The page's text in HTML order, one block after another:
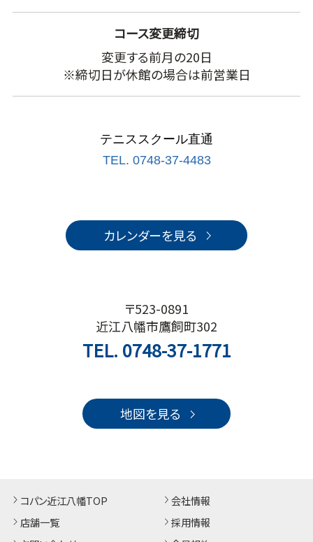
コース変更締切
変更する前月の20日
※締切日が休館の場合は前営業日
テニススクール直通
TEL. 0748-37-4483
カレンダーを見る
〒523-0891
近江八幡市鷹飼町302
TEL. 0748-37-1771
地図を見る
コパン近江八幡TOP
店舗一覧
会社情報
採用情報